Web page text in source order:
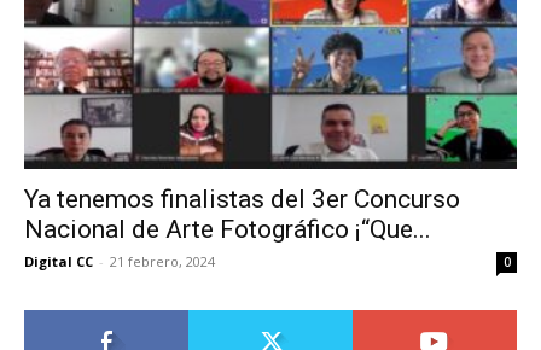
Ya tenemos finalistas del 3er Concurso
Nacional de Arte Fotográfico ¡“Que...
Digital CC - 21 febrero, 2024 0